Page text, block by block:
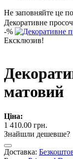
Не заповняйте це
Декоративне
-%
Ексклюзив!
матовий
Ціна:
1 410.00 грн.
Знайшли дешевше?
Доставка: